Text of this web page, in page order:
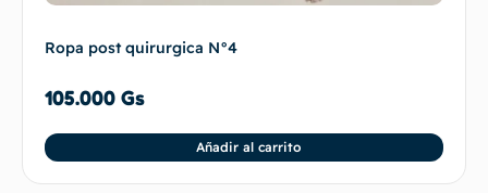
Ropa post quirurgica N°4
105.000 Gs
Añadir al carrito